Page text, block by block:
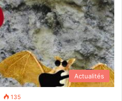
Actualités
135